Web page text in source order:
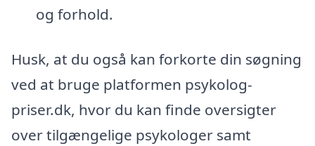
og forhold.
Husk, at du også kan forkorte din søgning
ved at bruge platformen psykolog-
priser.dk, hvor du kan finde oversigter
over tilgængelige psykologer samt